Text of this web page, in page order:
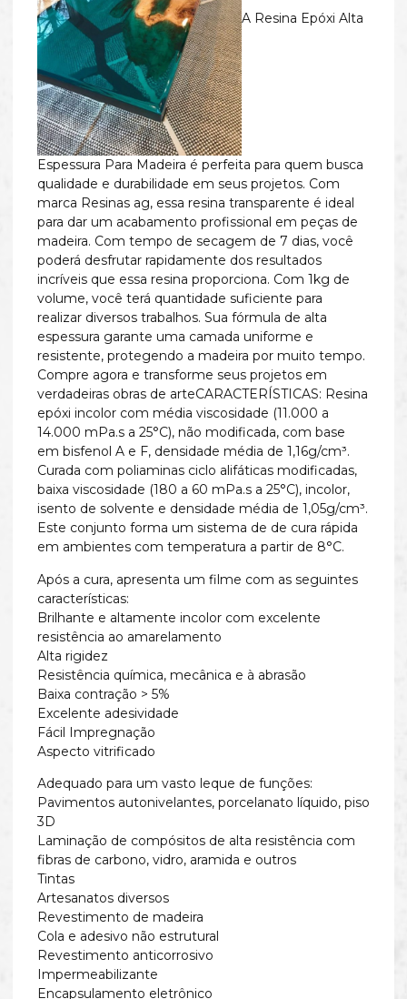
A Resina Epóxi Alta
Espessura Para Madeira é perfeita para quem busca
qualidade e durabilidade em seus projetos. Com
marca Resinas ag, essa resina transparente é ideal
para dar um acabamento profissional em peças de
madeira. Com tempo de secagem de 7 dias, você
poderá desfrutar rapidamente dos resultados
incríveis que essa resina proporciona. Com 1kg de
volume, você terá quantidade suficiente para
realizar diversos trabalhos. Sua fórmula de alta
espessura garante uma camada uniforme e
resistente, protegendo a madeira por muito tempo.
Compre agora e transforme seus projetos em
verdadeiras obras de arteCARACTERÍSTICAS: Resina
epóxi incolor com média viscosidade (11.000 a
14.000 mPa.s a 25°C), não modificada, com base
em bisfenol A e F, densidade média de 1,16g/cm³.
Curada com poliaminas ciclo alifáticas modificadas,
baixa viscosidade (180 a 60 mPa.s a 25°C), incolor,
isento de solvente e densidade média de 1,05g/cm³.
Este conjunto forma um sistema de de cura rápida
em ambientes com temperatura a partir de 8°C.
Após a cura, apresenta um filme com as seguintes
características:
Brilhante e altamente incolor com excelente
resistência ao amarelamento
Alta rigidez
Resistência química, mecânica e à abrasão
Baixa contração > 5%
Excelente adesividade
Fácil Impregnação
Aspecto vitrificado
Adequado para um vasto leque de funções:
Pavimentos autonivelantes, porcelanato líquido, piso
3D
Laminação de compósitos de alta resistência com
fibras de carbono, vidro, aramida e outros
Tintas
Artesanatos diversos
Revestimento de madeira
Cola e adesivo não estrutural
Revestimento anticorrosivo
Impermeabilizante
Encapsulamento eletrônico